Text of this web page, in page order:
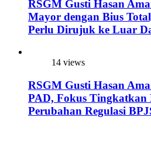
RSGM Gusti Hasan
Mayor dengan Bius
Perlu Dirujuk ke Luar
14 views
RSGM Gusti Hasan
PAD, Fokus Tingkatkan
Perubahan Regulasi